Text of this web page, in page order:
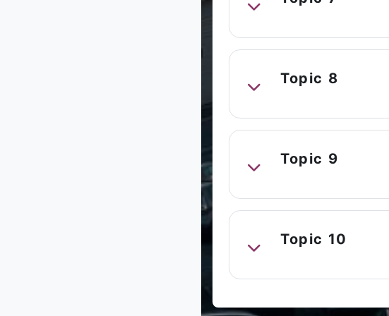
Replier
Replier
Topic 8
Replier
Topic 9
Replier
Topic 10